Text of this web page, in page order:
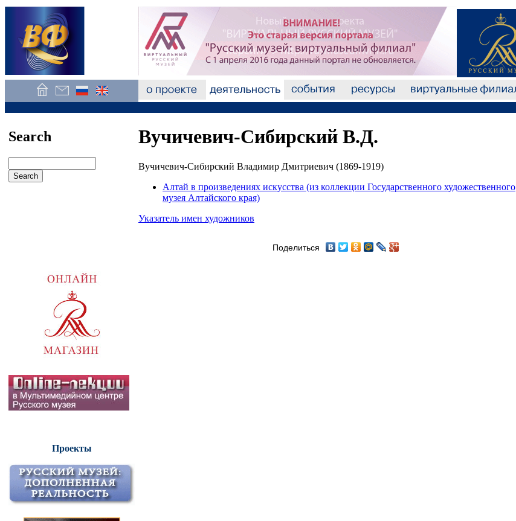
Search
Проекты
Вучичевич-Сибирский В.Д.
Вучичевич-Сибирский Владимир Дмитриевич (1869-1919)
Алтай в произведениях искусства (из коллекции Государственного художественного
музея Алтайского края)
Указатель имен художников
Поделиться